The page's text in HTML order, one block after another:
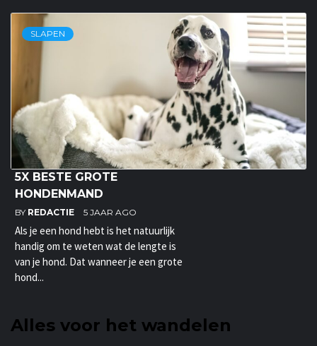
SLAPEN
5X BESTE GROTE
HONDENMAND
BY REDACTIE 5 JAAR AGO
Als je een hond hebt is het natuurlijk
handig om te weten wat de lengte is
van je hond. Dat wanneer je een grote
hond...
Alles voor het wandelen